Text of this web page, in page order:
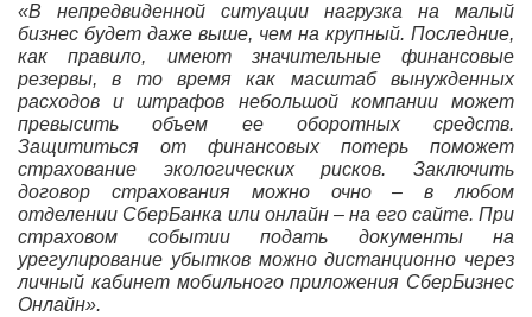
«В непредвиденной ситуации нагрузка на малый
бизнес будет даже выше, чем на крупный. Последние,
как правило, имеют значительные финансовые
резервы, в то время как масштаб вынужденных
расходов и штрафов небольшой компании может
превысить объем ее оборотных средств.
Защититься от финансовых потерь поможет
страхование экологических рисков. Заключить
договор страхования можно очно – в любом
отделении СберБанка или онлайн – на его сайте. При
страховом событии подать документы на
урегулирование убытков можно дистанционно через
личный кабинет мобильного приложения СберБизнес
Онлайн».